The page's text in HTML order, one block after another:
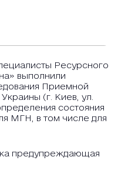
Ресурсного
выполнили
Приемной
(г. Киев, ул.
состояния
МГН, в том числе для